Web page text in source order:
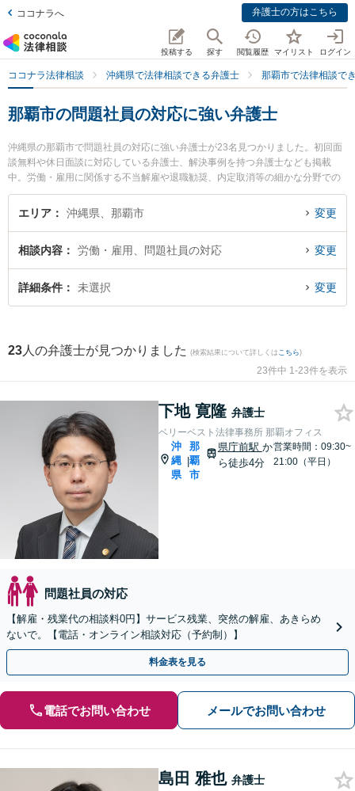
ココナラへ 弁護士の方はこちら
投稿する 探す 閲覧履歴 マイリスト ログイン
ココナラ法律相談 沖縄県で法律相談できる弁護士 那覇市で法律相談で
那覇市の問題社員の対応に強い弁護士
沖縄県の那覇市で問題社員の対応に強い弁護士が23名見つかりました。初回面
談無料や休日面談に対応している弁護士、解決事例を持つ弁護士なども掲載
中。労働・雇用に関係する不当解雇や退職勧奨、内定取消等の細かな分野での
絞り込み検索もでき便利です。特にベリーベスト法律事務所 那覇オフィスの下
地 寛隆弁護士やベリーベスト法律事務所 那覇オフィスの島田 雅也弁護士、弁
のトラブルを今すぐに弁護士に相談したい』『問題社員の対応のトラブル解決
の実績豊富な近くの弁護士を検索したい』『初回相談無料で問題社員の対応を
法律相談できる那覇市内の弁護士に相談予約したい』などでお困りの相談者さ
エリア 沖縄県、那覇市 変更
相談内容 労働・雇用、問題社員の対応 変更
詳細条件 未選択 変更
23 人の弁護士が見つかりました (検索結果について詳しくは こちら)
23件中 1-23件を表示
下地 寛隆 弁護士
ベリーベスト法律事務所 那覇オフィス
沖
縄
県
|
那
覇
市
県庁前駅 か
ら徒歩4分
営業時間：09:30~
21:00（平日）
問題社員の対応
【解雇・残業代の相談料0円】サービス残業、突然の解雇、あきらめ
ないで。【電話・オンライン相談対応（予約制）】
料金表を見る
電話でお問い合わせ メールでお問い合わせ
島田 雅也 弁護士